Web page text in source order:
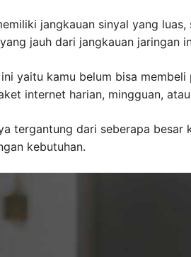
jangkauan sinyal yang
jauh dari jangkauan jaringan
yaitu kamu belum bisa
internet harian, mingguan,
tergantung dari seberapa besar
kebutuhan.